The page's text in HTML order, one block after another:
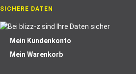
SICHERE DATEN
Mein Kundenkonto
Mein Warenkorb